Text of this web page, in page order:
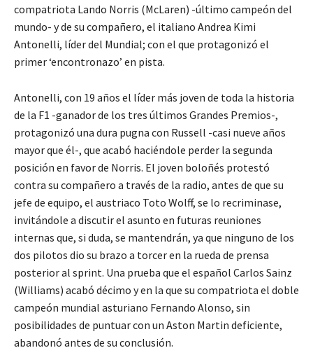
compatriota Lando Norris (McLaren) -último campeón del
mundo- y de su compañero, el italiano Andrea Kimi
Antonelli, líder del Mundial; con el que protagonizó el
primer ‘encontronazo’ en pista.
Antonelli, con 19 años el líder más joven de toda la historia
de la F1 -ganador de los tres últimos Grandes Premios-,
protagonizó una dura pugna con Russell -casi nueve años
mayor que él-, que acabó haciéndole perder la segunda
posición en favor de Norris. El joven boloñés protestó
contra su compañero a través de la radio, antes de que su
jefe de equipo, el austriaco Toto Wolff, se lo recriminase,
invitándole a discutir el asunto en futuras reuniones
internas que, si duda, se mantendrán, ya que ninguno de los
dos pilotos dio su brazo a torcer en la rueda de prensa
posterior al sprint. Una prueba que el español Carlos Sainz
(Williams) acabó décimo y en la que su compatriota el doble
campeón mundial asturiano Fernando Alonso, sin
posibilidades de puntuar con un Aston Martin deficiente,
abandonó antes de su conclusión.